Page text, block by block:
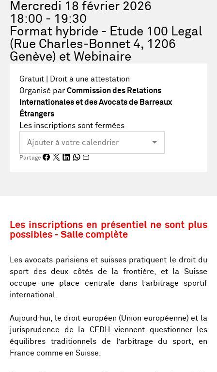
Mercredi 18 février 2026
18:00 - 19:30
Format hybride - Etude 100 Legal
(Rue Charles-Bonnet 4, 1206
Genève) et Webinaire
Gratuit | Droit à une attestation
Organisé par Commission des Relations
Internationales et des Avocats de Barreaux
Étrangers
Les inscriptions sont fermées
Partage
Les inscriptions en présentiel ne sont plus
possibles - Salle complète
Les avocats parisiens et suisses pratiquent le droit du
sport des deux côtés de la frontière, et la Suisse
occupe une place centrale dans l’arbitrage sportif
international.
Aujourd’hui, le droit européen (Union européenne) et la
jurisprudence de la CEDH viennent questionner les
équilibres traditionnels de l’arbitrage du sport, en
France comme en Suisse.